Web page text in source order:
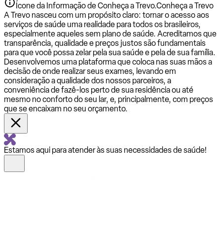
Ícone da Informação de Conheça a Trevo.Conheça a Trevo
A Trevo nasceu com um propósito claro: tornar o acesso aos
serviços de saúde uma realidade para todos os brasileiros,
especialmente aqueles sem plano de saúde. Acreditamos que
transparência, qualidade e preços justos são fundamentais
para que você possa zelar pela sua saúde e pela de sua família.
Desenvolvemos uma plataforma que coloca nas suas mãos a
decisão de onde realizar seus exames, levando em
consideração a qualidade dos nossos parceiros, a
conveniência de fazê-los perto de sua residência ou até
mesmo no conforto do seu lar, e, principalmente, com preços
que se encaixam no seu orçamento.
Estamos aqui para atender às suas necessidades de saúde!